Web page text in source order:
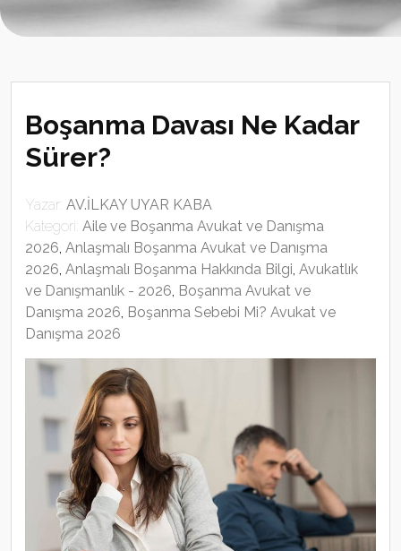
Boşanma Davası Ne Kadar
Sürer?
Yazar: AV.İLKAY UYAR KABA
Kategori: Aile ve Boşanma Avukat ve Danışma
2026, Anlaşmalı Boşanma Avukat ve Danışma
2026, Anlaşmalı Boşanma Hakkında Bilgi, Avukatlık
ve Danışmanlık - 2026, Boşanma Avukat ve
Danışma 2026, Boşanma Sebebi Mi? Avukat ve
Danışma 2026